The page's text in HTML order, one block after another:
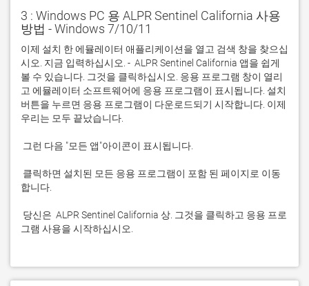
3 : Windows PC 용 ALPR Sentinel California 사용
방법 - Windows 7/10/11
이제 설치 한 에뮬레이터 애플리케이션을 열고 검색 창을 찾으십
시오. 지금 입력하십시오. -  ALPR Sentinel California 앱을 쉽게
볼 수 있습니다. 그것을 클릭하십시오. 응용 프로그램 창이 열리
고 에뮬레이터 소프트웨어에 응용 프로그램이 표시됩니다. 설치
버튼을 누르면 응용 프로그램이 다운로드되기 시작합니다. 이제
그램 사용을 시작하십시오.